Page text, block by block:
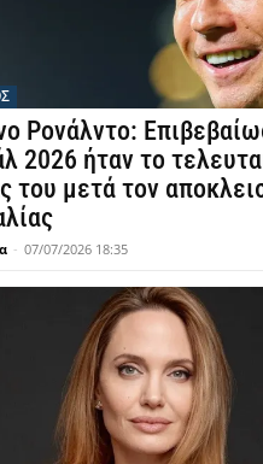
Ρονάλντο:
2026 ήταν το
του μετά τον
- 07/07/2026 18:35